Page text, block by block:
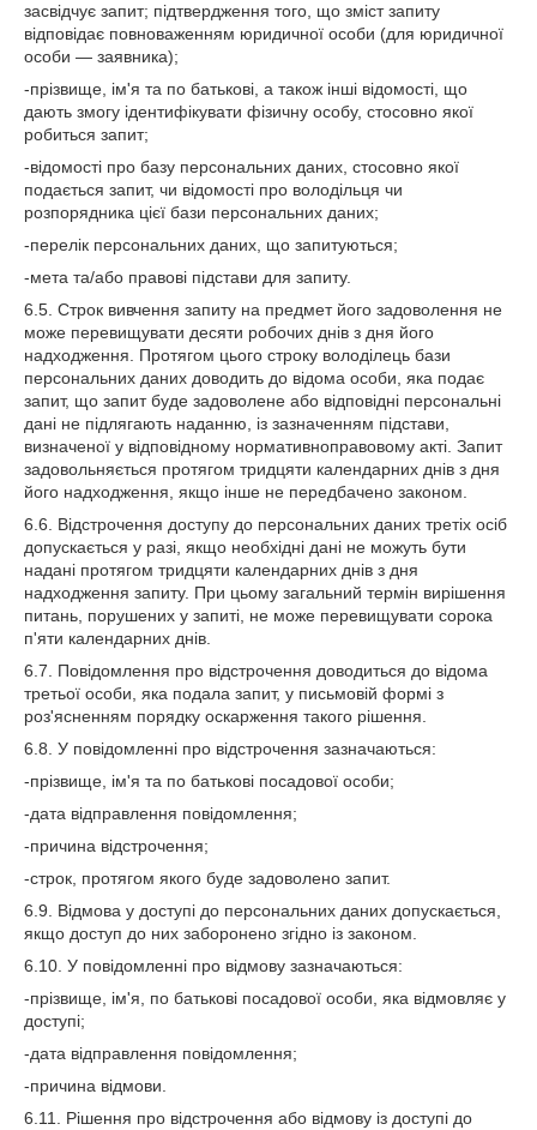
засвідчує запит; підтвердження того, що зміст запиту
відповідає повноваженням юридичної особи (для юридичної
особи — заявника);
-прізвище, ім'я та по батькові, а також інші відомості, що
дають змогу ідентифікувати фізичну особу, стосовно якої
робиться запит;
-відомості про базу персональних даних, стосовно якої
подається запит, чи відомості про володільця чи
розпорядника цієї бази персональних даних;
-перелік персональних даних, що запитуються;
-мета та/або правові підстави для запиту.
6.5. Строк вивчення запиту на предмет його задоволення не
може перевищувати десяти робочих днів з дня його
надходження. Протягом цього строку володілець бази
персональних даних доводить до відома особи, яка подає
запит, що запит буде задоволене або відповідні персональні
дані не підлягають наданню, із зазначенням підстави,
визначеної у відповідному нормативноправовому акті. Запит
задовольняється протягом тридцяти календарних днів з дня
його надходження, якщо інше не передбачено законом.
6.6. Відстрочення доступу до персональних даних третіх осіб
допускається у разі, якщо необхідні дані не можуть бути
надані протягом тридцяти календарних днів з дня
надходження запиту. При цьому загальний термін вирішення
питань, порушених у запиті, не може перевищувати сорока
п'яти календарних днів.
6.7. Повідомлення про відстрочення доводиться до відома
третьої особи, яка подала запит, у письмовій формі з
роз'ясненням порядку оскарження такого рішення.
6.8. У повідомленні про відстрочення зазначаються:
-прізвище, ім'я та по батькові посадової особи;
-дата відправлення повідомлення;
-причина відстрочення;
-строк, протягом якого буде задоволено запит.
6.9. Відмова у доступі до персональних даних допускається,
якщо доступ до них заборонено згідно із законом.
6.10. У повідомленні про відмову зазначаються:
-прізвище, ім'я, по батькові посадової особи, яка відмовляє у
доступі;
-дата відправлення повідомлення;
-причина відмови.
6.11. Рішення про відстрочення або відмову із доступі до